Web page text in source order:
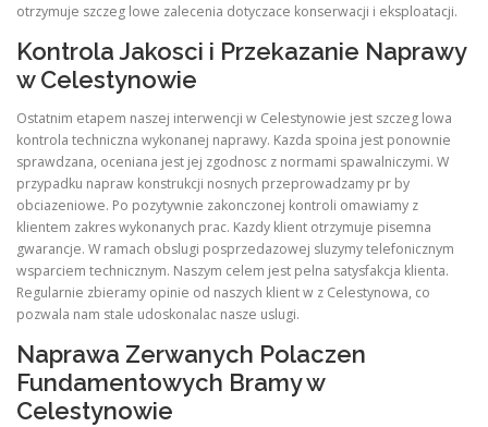
otrzymuje szczeg lowe zalecenia dotyczace konserwacji i eksploatacji.
Kontrola Jakosci i Przekazanie Naprawy
w Celestynowie
Ostatnim etapem naszej interwencji w Celestynowie jest szczeg lowa
kontrola techniczna wykonanej naprawy. Kazda spoina jest ponownie
sprawdzana, oceniana jest jej zgodnosc z normami spawalniczymi. W
przypadku napraw konstrukcji nosnych przeprowadzamy pr by
obciazeniowe. Po pozytywnie zakonczonej kontroli omawiamy z
klientem zakres wykonanych prac. Kazdy klient otrzymuje pisemna
gwarancje. W ramach obslugi posprzedazowej sluzymy telefonicznym
wsparciem technicznym. Naszym celem jest pelna satysfakcja klienta.
Regularnie zbieramy opinie od naszych klient w z Celestynowa, co
pozwala nam stale udoskonalac nasze uslugi.
Naprawa Zerwanych Polaczen
Fundamentowych Bramy w
Celestynowie